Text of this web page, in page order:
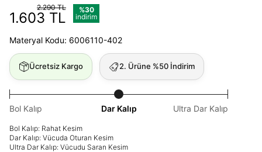
2.290 TL
1.603 TL
%30
indirim
Materyal Kodu: 6006110-402
Ücretsiz Kargo 2. Ürüne %50 İndirim
Bol Kalıp Dar Kalıp Ultra Dar Kalıp
Bol Kalıp: Rahat Kesim
Dar Kalıp: Vücuda Oturan Kesim
Ultra Dar Kalıp: Vücudu Saran Kesim
E-posta
Beni Hatırla Şifremi Unuttum
Ad*